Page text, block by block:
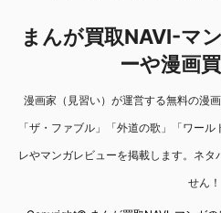
まんが買取NAVI-マ
ーや漫画
漫画家（見習い）が運営する無料の漫
「ザ・ファブル」「外道の歌」「ワー
レやマンガレビューを掲載します。ネタ
せん！